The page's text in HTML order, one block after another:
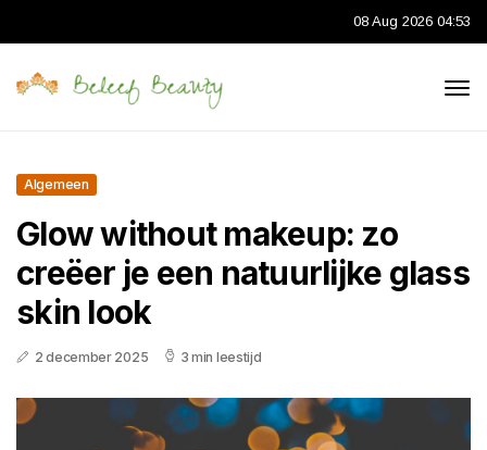
08 Aug 2026 04:53
Algemeen
Glow without makeup: zo
creëer je een natuurlijke glass
skin look
2 december 2025 3 min leestijd